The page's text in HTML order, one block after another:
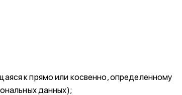
к прямо или косвенно, определенному
данных);